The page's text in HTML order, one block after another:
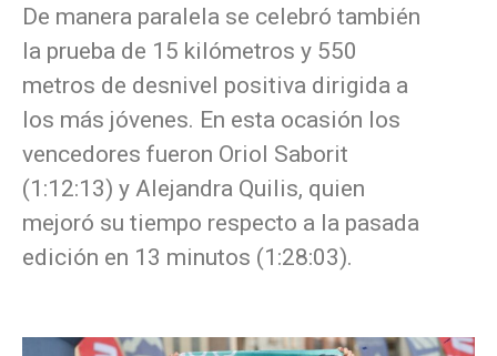
De manera paralela se celebró también
la prueba de 15 kilómetros y 550
metros de desnivel positiva dirigida a
los más jóvenes. En esta ocasión los
vencedores fueron Oriol Saborit
(1:12:13) y Alejandra Quilis, quien
mejoró su tiempo respecto a la pasada
edición en 13 minutos (1:28:03).